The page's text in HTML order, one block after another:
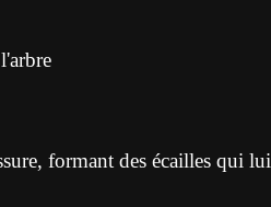
formant des écailles qui lui